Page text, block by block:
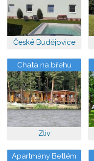
České Budějovice
Chata na břehu
rybníku Mydlák u
Hluboké
Zliv
Apartmány Betlém